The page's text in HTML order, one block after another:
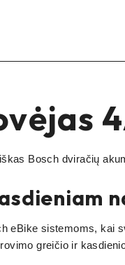
Bosch dviračių
eBike sistemoms, kai
greičio ir